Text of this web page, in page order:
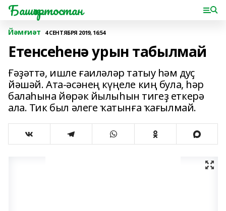
Башҡортостан
Йәмғиәт 4 СЕНТЯБРЯ 2019, 16:54
Етенсеһенә урын табылмай
Ғәҙәттә, ишле ғаиләләр татыу һәм дуҫ
йәшәй. Ата-әсәнең күңеле киң була, һәр
балаһына йөрәк йылыһын тигеҙ еткерә
ала. Тик был әлеге ҡатынға ҡағылмай.